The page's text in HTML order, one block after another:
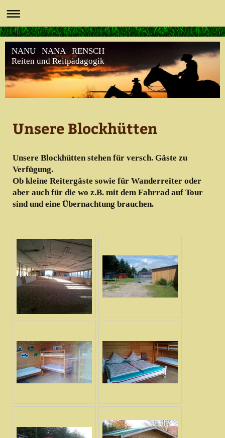
NANU NANA RENSCH
Reiten und Reitpädagogik
Unsere Blockhütten
Unsere Blockhütten stehen für versch. Gäste zu
Verfügung.
Ob kleine Reitergäste sowie für Wanderreiter oder
aber auch für die wo z.B. mit dem Fahrrad auf Tour
sind und eine Übernachtung brauchen.